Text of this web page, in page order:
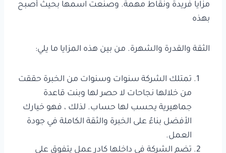
مزايا فريدة ونقاط مهمة. وصنعت اسمها بحيث أصبح
بهذه
الثقة والقدرة والشهرة. من بين هذه المزايا ما يلي:
تمتلك الشركة سنوات وسنوات من الخبرة حققت
من خلالها نجاحات لا حصر لها وبنت قاعدة
جماهيرية يحسب لها حساب. لذلك ، فهو خيارك
الأفضل بناءً على الخبرة والثقة الكاملة في جودة
العمل.
تضم الشركة في داخلها كادر عمل يتفوق على